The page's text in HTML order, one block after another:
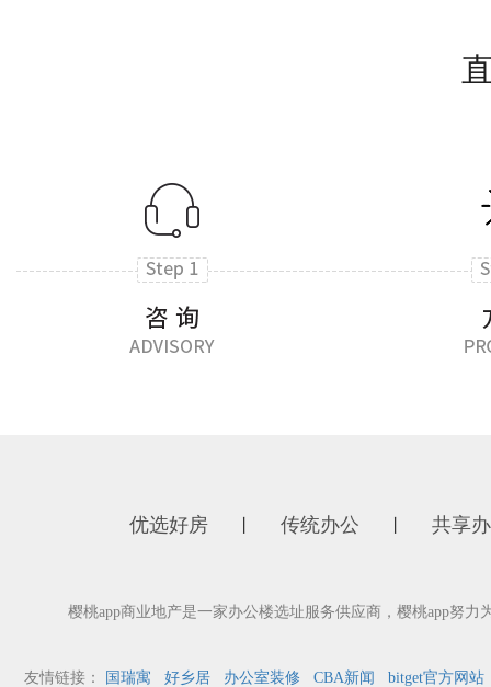
优选好房 传统办公 共享
樱桃app商业地产是一家办公楼选址服务供应商，樱桃app努力
友情链接： 国瑞寓 好乡居 办公室装修 CBA新闻 bitget官方网站